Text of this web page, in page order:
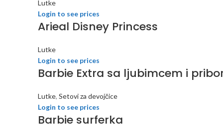
Lutke
Login to see prices
Arieal Disney Princess
Lutke
Login to see prices
Barbie Extra sa ljubimcem i
Lutke, Setovi za devojčice
Login to see prices
Barbie surferka